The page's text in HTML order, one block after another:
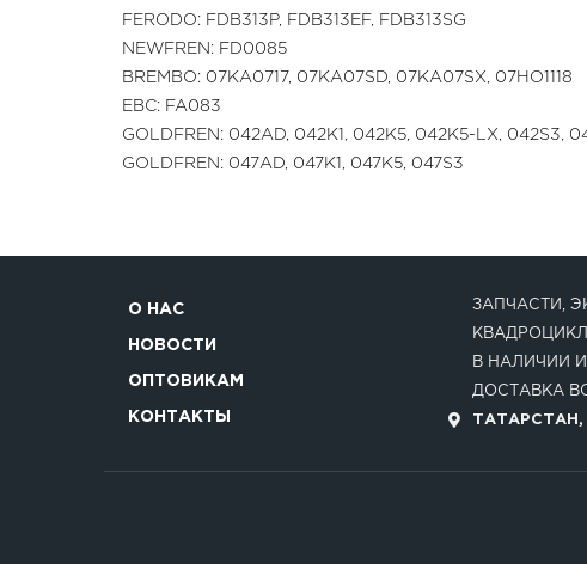
FERODO: FDB313P, FDB313EF, FDB313SG
NEWFREN: FD0085
BREMBO: 07KA0717, 07KA07SD, 07KA07SX, 07HO1118
EBC: FA083
GOLDFREN: 042AD, 042K1, 042K5, 042K5-LX, 042S3,
GOLDFREN: 047AD, 047K1, 047K5, 047S3
О НАС
НОВОСТИ
ОПТОВИКАМ
КОНТАКТЫ
ЗАПЧАСТИ,
В НАЛИЧИИ
ДОСТАВКА
ТАТАРСТАН,